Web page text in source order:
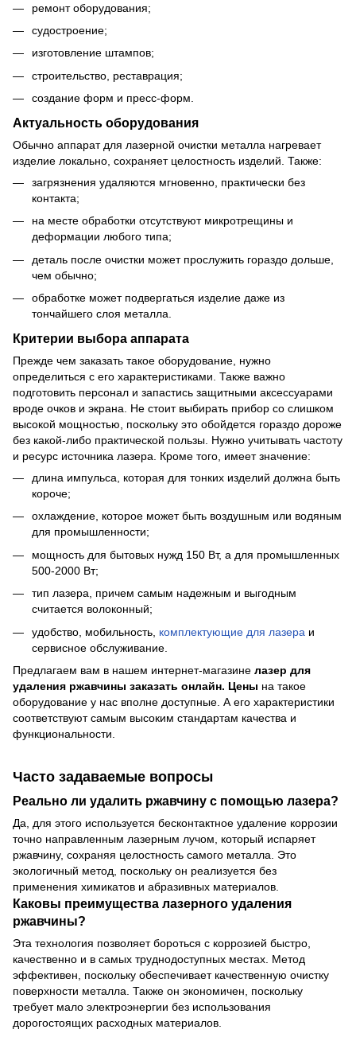
ремонт оборудования;
судостроение;
изготовление штампов;
строительство, реставрация;
создание форм и пресс-форм.
Актуальность оборудования
Обычно аппарат для лазерной очистки металла нагревает
изделие локально, сохраняет целостность изделий. Также:
загрязнения удаляются мгновенно, практически без
контакта;
на месте обработки отсутствуют микротрещины и
деформации любого типа;
деталь после очистки может прослужить гораздо дольше,
чем обычно;
обработке может подвергаться изделие даже из
тончайшего слоя металла.
Критерии выбора аппарата
Прежде чем заказать такое оборудование, нужно
определиться с его характеристиками. Также важно
подготовить персонал и запастись защитными аксессуарами
вроде очков и экрана. Не стоит выбирать прибор со слишком
высокой мощностью, поскольку это обойдется гораздо дороже
без какой-либо практической пользы. Нужно учитывать частоту
и ресурс источника лазера. Кроме того, имеет значение:
длина импульса, которая для тонких изделий должна быть
короче;
охлаждение, которое может быть воздушным или водяным
для промышленности;
мощность для бытовых нужд 150 Вт, а для промышленных
500-2000 Вт;
тип лазера, причем самым надежным и выгодным
считается волоконный;
удобство, мобильность, комплектующие для лазера и
сервисное обслуживание.
Предлагаем вам в нашем интернет-магазине лазер для
удаления ржавчины заказать онлайн. Цены на такое
оборудование у нас вполне доступные. А его характеристики
соответствуют самым высоким стандартам качества и
функциональности.
Часто задаваемые вопросы
Реально ли удалить ржавчину с помощью лазера?
Да, для этого используется бесконтактное удаление коррозии
точно направленным лазерным лучом, который испаряет
ржавчину, сохраняя целостность самого металла. Это
экологичный метод, поскольку он реализуется без
применения химикатов и абразивных материалов.
Каковы преимущества лазерного удаления
ржавчины?
Эта технология позволяет бороться с коррозией быстро,
качественно и в самых труднодоступных местах. Метод
эффективен, поскольку обеспечивает качественную очистку
поверхности металла. Также он экономичен, поскольку
требует мало электроэнергии без использования
дорогостоящих расходных материалов.